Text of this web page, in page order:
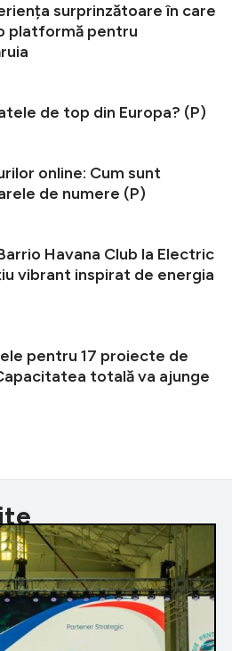
surprinzătoare în care
platformă pentru
de top din Europa? (P)
online: Cum sunt
de numere (P)
Havana Club la Electric
vibrant inspirat de energia
pentru 17 proiecte de
totală va ajunge